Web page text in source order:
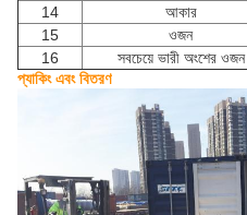
14
আকার
15
ওজন
16
সবচেয়ে ভারী অংশের ওজন
প্যাকিং এবং বিতরণ